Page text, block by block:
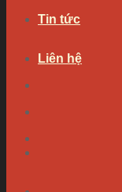
Tin tức
Liên hệ